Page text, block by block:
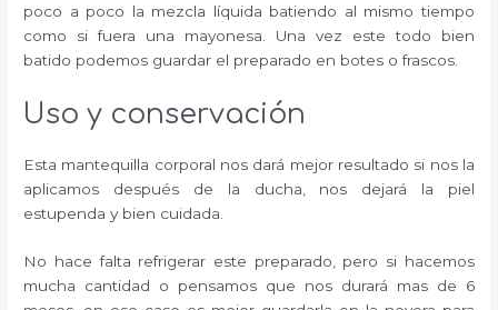
poco a poco la mezcla líquida batiendo al mismo tiempo
como si fuera una mayonesa. Una vez este todo bien
batido podemos guardar el preparado en botes o frascos.
Uso y conservación
Esta mantequilla corporal nos dará mejor resultado si nos la
aplicamos después de la ducha, nos dejará la piel
estupenda y bien cuidada.
No hace falta refrigerar este preparado, pero si hacemos
mucha cantidad o pensamos que nos durará mas de 6